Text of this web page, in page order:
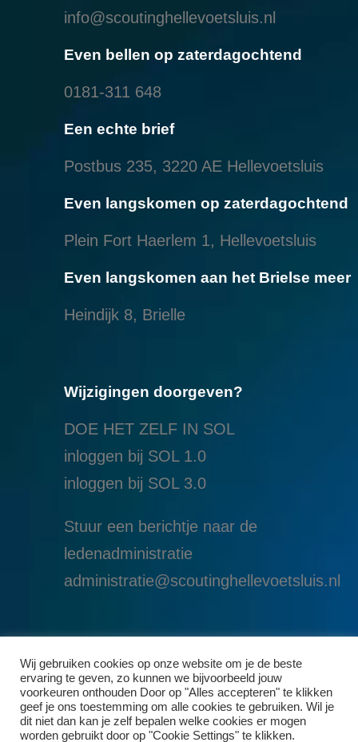
info@scoutinghellevoetsluis.nl
Even bellen op zaterdagochtend
0181-311 648
Een echte brief
Postbus 235, 3220 AE Hellevoetsluis
Even langskomen op zaterdagochtend
Plein Fort Haerlem 1, Hellevoetsluis
Even langskomen aan het Brielse meer
Heindijk 8, Brielle
Wijzigingen doorgeven?
DOE HET ZELF IN SOL
inloggen bij SOL 1.0
inloggen bij SOL 3.0
Stuur een berichtje naar de
ledenadministratie
administratie@scoutinghellevoetsluis.nl
Wij gebruiken cookies op onze website om je de beste
ervaring te geven, zo kunnen we bijvoorbeeld jouw
voorkeuren onthouden Door op "Alles accepteren" te klikken
geef je ons toestemming om alle cookies te gebruiken. Wil je
dit niet dan kan je zelf bepalen welke cookies er mogen
worden gebruikt door op "Cookie Settings" te klikken.